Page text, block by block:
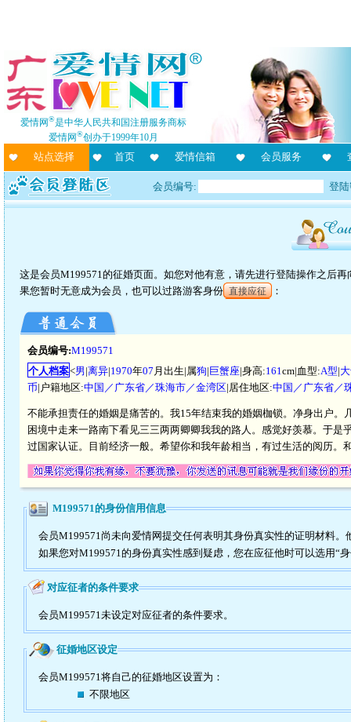
爱情网®是中华人民共和国注册服务商标
爱情网®创办于1999年10月
站点选择 首页 爱情信箱 会员服务
会员编号: 登
这是会员M199571的征婚页面。如您对他有意，请先进行登陆操作之后
果您暂时无意成为会员，也可以过路游客身份 直接应征 ：
会员编号:M199571
个人档案<男|离异|1970年07 月出生|属狗| 巨蟹座|身高:161cm|血型:A型|
币|户籍地区:中国／广东省／珠海市／金湾区|居住地区:中国／广东省／
不能承担责任的婚姻是痛苦的。我15年结束我的婚姻枷锁。净身出户
困境中走来一路南下看见三三两两卿卿我我的路人。感觉好羡慕。于
过国家认证。目前经济一般。希望你和我年龄相当，有过生活的阅历
M199571的身份信用信息
会员M199571尚未向爱情网提交任何表明其身份真实性的证明材料。
如果您对M199571的身份真实性感到疑虑，您在应征他时可以选用“
对应征者的条件要求
会员M199571未设定对应征者的条件要求。
征婚地区设定
会员M199571将自己的征婚地区设置为：
不限地区